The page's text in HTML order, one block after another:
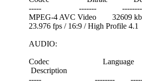
----- -------
MPEG-4 AVC Video 32609
23.976 fps / 16:9 / High Profile 4.1
AUDIO:
Codec Language
Description
----- -------- -------